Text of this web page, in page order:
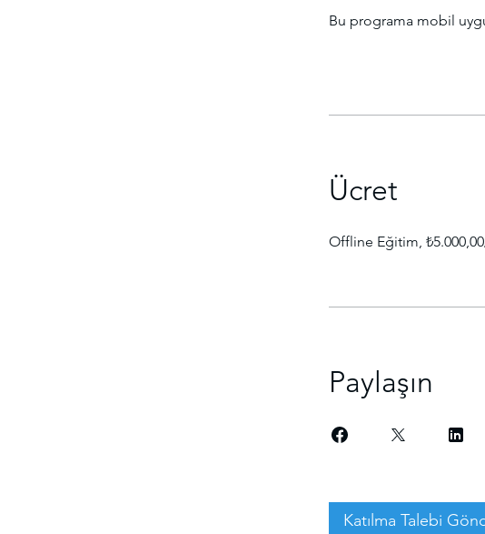
Bu programa mobil
Ücret
Offline Eğitim,
Paylaşın
Katılma Talebi